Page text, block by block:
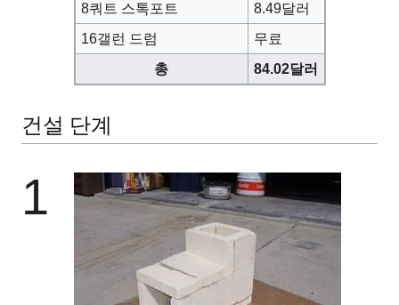
8쿼트 스톡포트
8.49달러
16갤런 드럼
무료
총
84.02달러
건설 단계
1